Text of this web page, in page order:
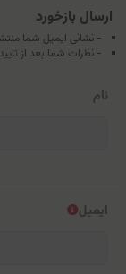
ارسال بازخورد
- نشانی ایمیل شما
- نظرات شما بعد از
نام
ایمیل